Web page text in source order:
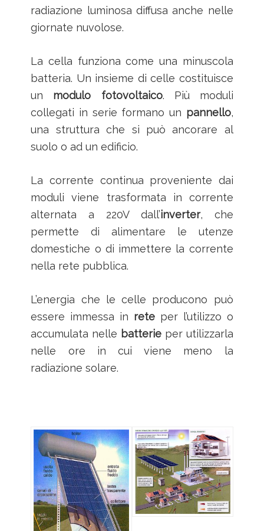
radiazione luminosa diffusa anche nelle
giornate nuvolose.
La cella funziona come una minuscola
batteria. Un insieme di celle costituisce
un modulo fotovoltaico. Più moduli
collegati in serie formano un pannello,
una struttura che si può ancorare al
suolo o ad un edificio.
La corrente continua proveniente dai
moduli viene trasformata in corrente
alternata a 220V dall’inverter, che
permette di alimentare le utenze
domestiche o di immettere la corrente
nella rete pubblica.
L’energia che le celle producono può
essere immessa in rete per l’utilizzo o
accumulata nelle batterie per utilizzarla
nelle ore in cui viene meno la
radiazione solare.